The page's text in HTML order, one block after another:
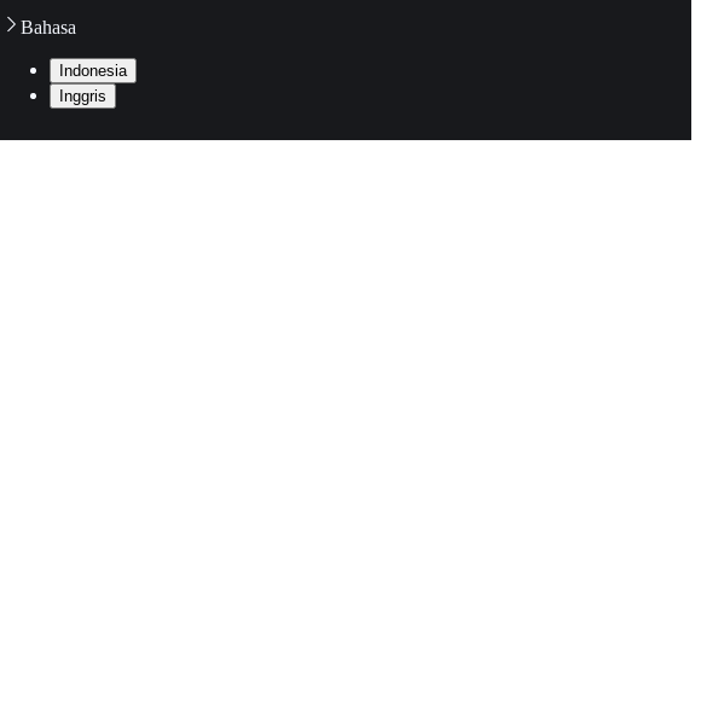
Bahasa
Indonesia
Inggris